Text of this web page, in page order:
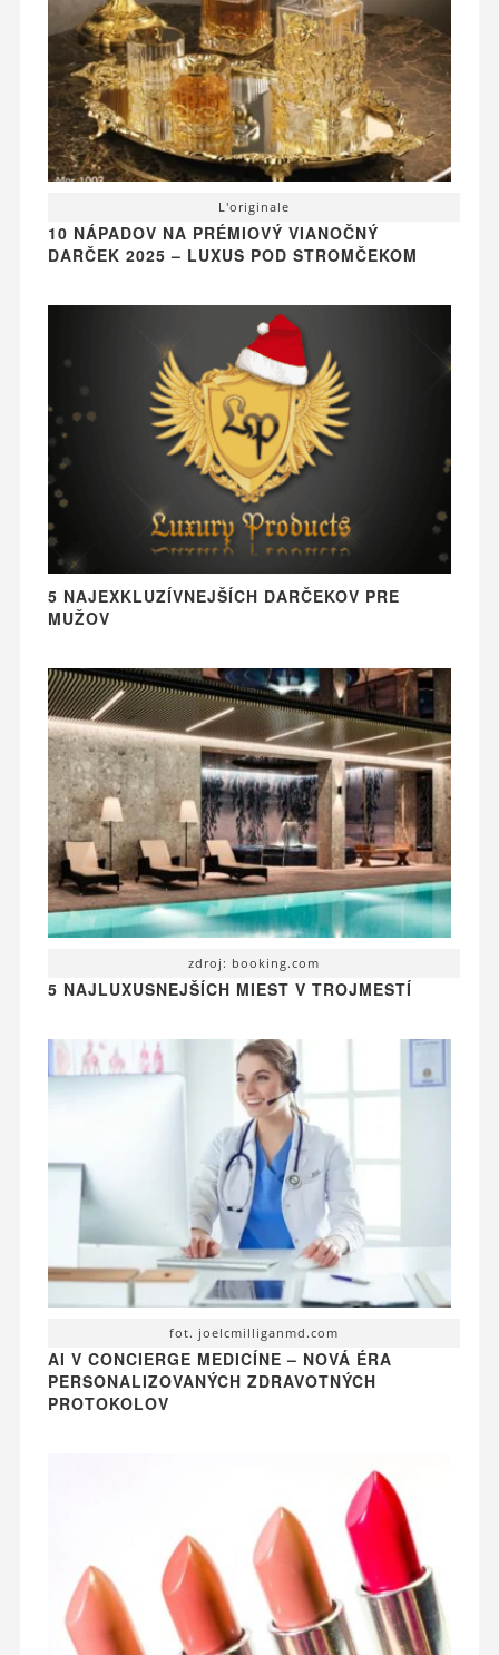
L'originale
10 NÁPADOV NA PRÉMIOVÝ VIANOČNÝ
DARČEK 2025 – LUXUS POD STROMČEKOM
5 NAJEXKLUZÍVNEJŠÍCH DARČEKOV PRE
MUŽOV
zdroj: booking.com
5 NAJLUXUSNEJŠÍCH MIEST V TROJMESTÍ
fot. joelcmilliganmd.com
AI V CONCIERGE MEDICÍNE – NOVÁ ÉRA
PERSONALIZOVANÝCH ZDRAVOTNÝCH
PROTOKOLOV